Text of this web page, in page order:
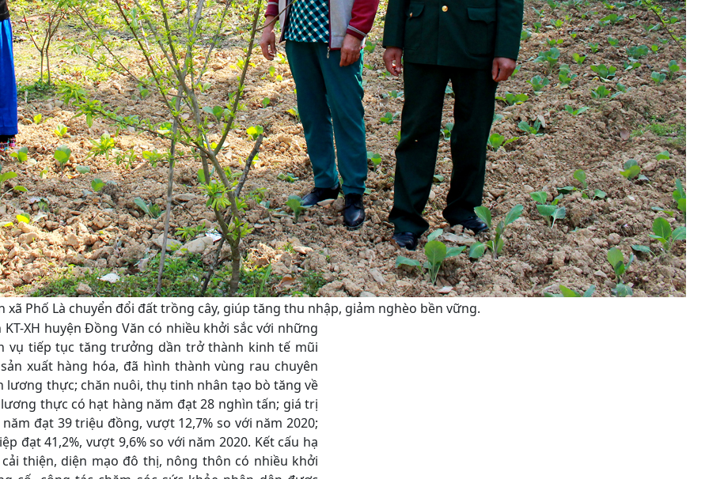
xã Phố Là chuyển đổi đất trồng cây, giúp tăng thu nhập, giảm nghèo bền vững.
XH huyện Đồng Văn có nhiều khởi sắc với những
vụ tiếp tục tăng trưởng dần trở thành kinh tế mũi
xuất hàng hóa, đã hình thành vùng rau chuyên
lương thực; chăn nuôi, thụ tinh nhân tạo bò tăng về
thực có hạt hàng năm đạt 28 nghìn tấn; giá trị
đạt 39 triệu đồng, vượt 12,7% so với năm 2020;
đạt 41,2%, vượt 9,6% so với năm 2020. Kết cấu hạ
thiện, diện mạo đô thị, nông thôn có nhiều khởi